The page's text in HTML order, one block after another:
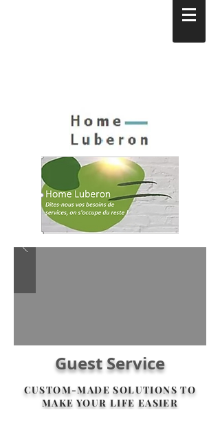
Guest Service
CUSTOM-MADE SOLUTIONS TO
MAKE YOUR LIFE EASIER